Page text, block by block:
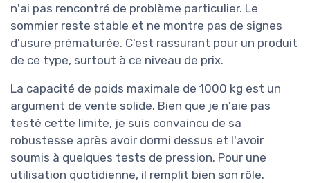
n'ai pas rencontré de problème particulier. Le
sommier reste stable et ne montre pas de signes
d'usure prématurée. C'est rassurant pour un produit
de ce type, surtout à ce niveau de prix.
La capacité de poids maximale de 1000 kg est un
argument de vente solide. Bien que je n'aie pas
testé cette limite, je suis convaincu de sa
robustesse après avoir dormi dessus et l'avoir
soumis à quelques tests de pression. Pour une
utilisation quotidienne, il remplit bien son rôle.